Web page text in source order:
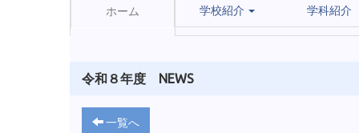
ホーム 学校紹介 学科紹介
令和８年度 NEWS
一覧へ